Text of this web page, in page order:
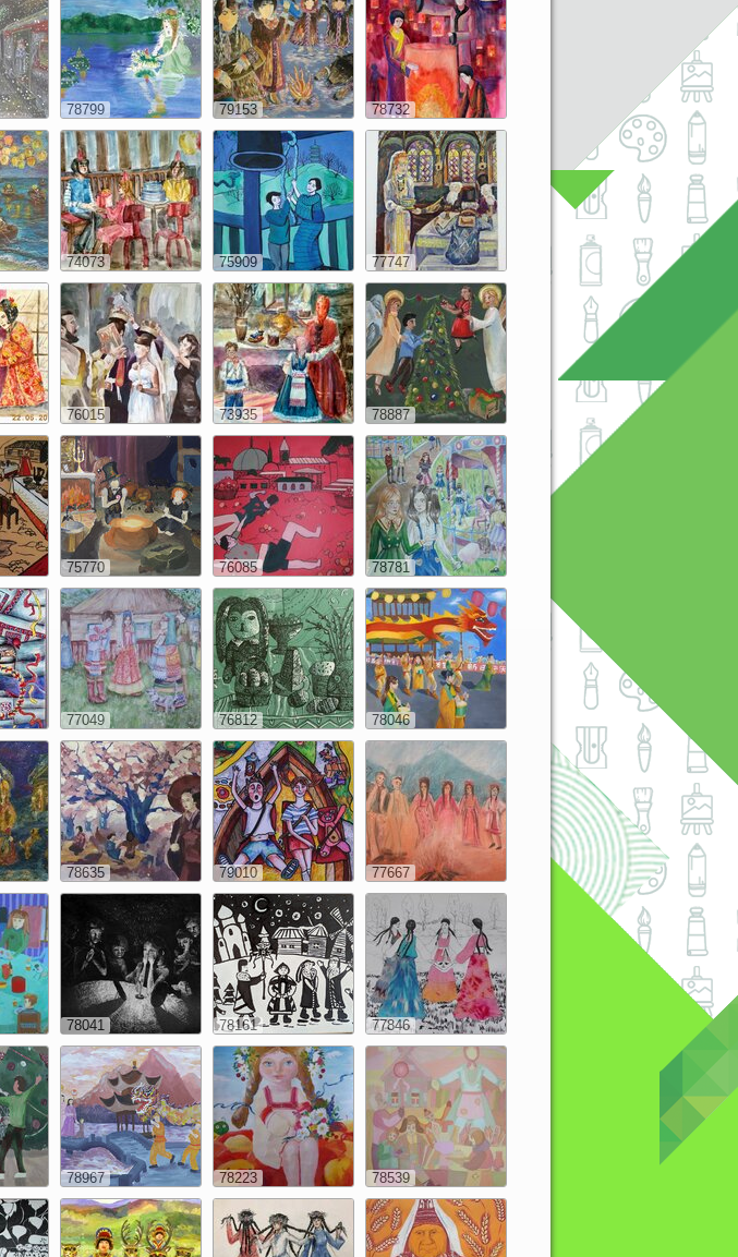
78799 79153 78732
74073 75909 77747
76015 73935 78887
75770 76085 78781
77049 76812 78046
78635 79010 77667
78041 78161 77846
78967 78223 78539